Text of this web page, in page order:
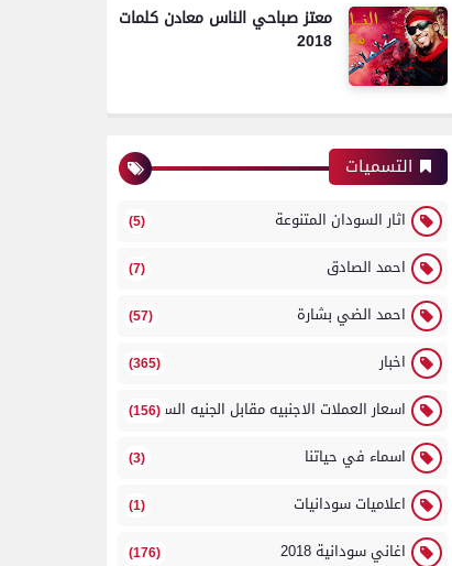
معتز صباحي الناس معادن كلمات
2018
التسميات
اثار السودان المتنوعة (5)
احمد الصادق (7)
احمد الضي بشارة (57)
اخبار (365)
اسعار العملات الاجنبيه مقابل الجنيه السوداني
(156)
اسماء في حياتنا (3)
اعلاميات سودانيات (1)
اغاني سودانية 2018 (176)